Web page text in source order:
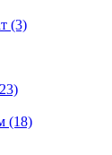
(3)
(18)